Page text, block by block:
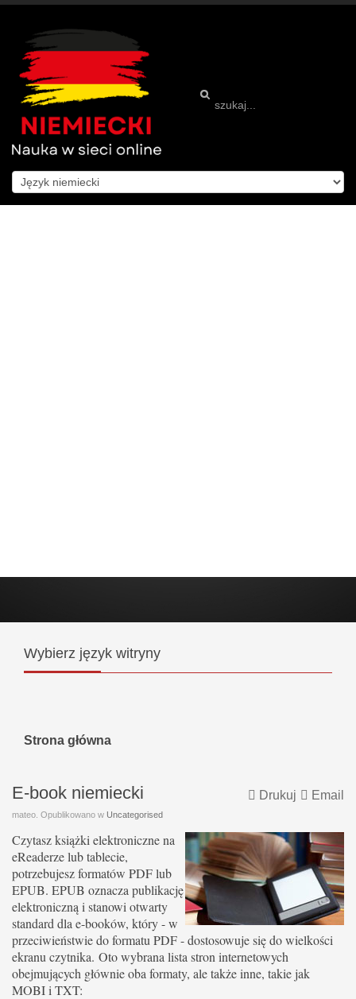
Wybierz język witryny
Strona główna
Email
Drukuj
E-book niemiecki
mateo. Opublikowano w Uncategorised
Czytasz książki elektroniczne na
eReaderze lub tablecie,
potrzebujesz formatów PDF lub
EPUB. EPUB oznacza publikację
elektroniczną i stanowi otwarty
standard dla e-booków, który - w
przeciwieństwie do formatu PDF - dostosowuje się do wielkości
ekranu czytnika. Oto wybrana lista stron internetowych
obejmujących głównie oba formaty, ale także inne, takie jak
MOBI i TXT: